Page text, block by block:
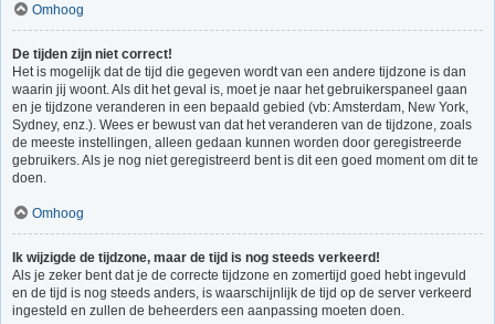
Omhoog
De tijden zijn niet correct!
Het is mogelijk dat de tijd die gegeven wordt van een andere tijdzone is dan
waarin jij woont. Als dit het geval is, moet je naar het gebruikerspaneel gaan
en je tijdzone veranderen in een bepaald gebied (vb: Amsterdam, New York,
Sydney, enz.). Wees er bewust van dat het veranderen van de tijdzone, zoals
de meeste instellingen, alleen gedaan kunnen worden door geregistreerde
gebruikers. Als je nog niet geregistreerd bent is dit een goed moment om dit te
doen.
Omhoog
Ik wijzigde de tijdzone, maar de tijd is nog steeds verkeerd!
Als je zeker bent dat je de correcte tijdzone en zomertijd goed hebt ingevuld
en de tijd is nog steeds anders, is waarschijnlijk de tijd op de server verkeerd
ingesteld en zullen de beheerders een aanpassing moeten doen.